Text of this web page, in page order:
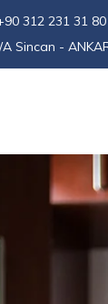
312 231 31 80
Sincan -